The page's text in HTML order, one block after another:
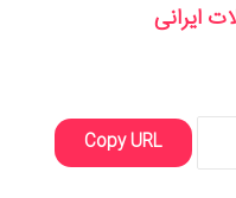
ایرانی
Copy URL